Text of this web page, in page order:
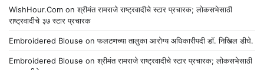
WishHour.Com onश्रीमंत रामराजे राष्ट्रवादीचे स्टार प्रचारक; लोकसभेसाठी
राष्ट्रवादीचे ३७ स्टार प्रचारक
Embroidered Blouse onफलटणच्या तालुका आरोग्य अधिकारीपदी डॉ. निखिल डीघे.
Embroidered Blouse onश्रीमंत रामराजे राष्ट्रवादीचे स्टार प्रचारक; लोकसभेसाठी